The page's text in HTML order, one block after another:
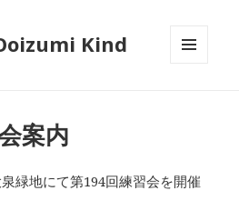
Kind
案内
緑地にて第194回練習会を開催